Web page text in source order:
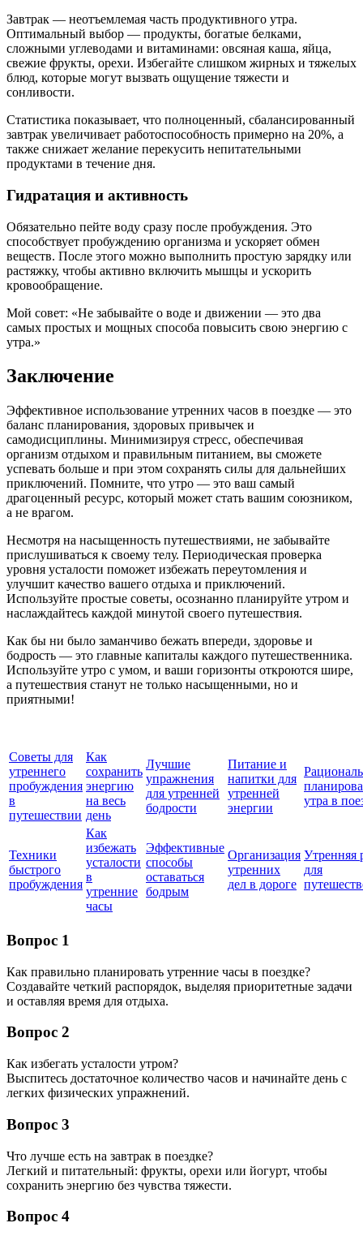
Завтрак — неотъемлемая часть продуктивного утра.
Оптимальный выбор — продукты, богатые белками,
сложными углеводами и витаминами: овсяная каша, яйца,
свежие фрукты, орехи. Избегайте слишком жирных и тяжелых
блюд, которые могут вызвать ощущение тяжести и
сонливости.
Статистика показывает, что полноценный, сбалансированный
завтрак увеличивает работоспособность примерно на 20%, а
также снижает желание перекусить непитательными
продуктами в течение дня.
Гидратация и активность
Обязательно пейте воду сразу после пробуждения. Это
способствует пробуждению организма и ускоряет обмен
веществ. После этого можно выполнить простую зарядку или
растяжку, чтобы активно включить мышцы и ускорить
кровообращение.
Мой совет: «Не забывайте о воде и движении — это два
самых простых и мощных способа повысить свою энергию с
утра.»
Заключение
Эффективное использование утренних часов в поездке — это
баланс планирования, здоровых привычек и
самодисциплины. Минимизируя стресс, обеспечивая
организм отдыхом и правильным питанием, вы сможете
успевать больше и при этом сохранять силы для дальнейших
приключений. Помните, что утро — это ваш самый
драгоценный ресурс, который может стать вашим союзником,
а не врагом.
Несмотря на насыщенность путешествиями, не забывайте
прислушиваться к своему телу. Периодическая проверка
уровня усталости поможет избежать переутомления и
улучшит качество вашего отдыха и приключений.
Используйте простые советы, осознанно планируйте утром и
наслаждайтесь каждой минутой своего путешествия.
Как бы ни было заманчиво бежать впереди, здоровье и
бодрость — это главные капиталы каждого путешественника.
Используйте утро с умом, и ваши горизонты откроются шире,
а путешествия станут не только насыщенными, но и
приятными!
Советы для
утреннего
пробуждения
в
путешествии
Как
сохранить
энергию
на весь
день
Лучшие
упражнения
для утренней
бодрости
Питание и
напитки для
утренней
энергии
утра в
Техники
быстрого
пробуждения
Как
избежать
усталости
в
утренние
часы
Эффективные
способы
оставаться
бодрым
Организация
утренних
дел в дороге
Утренняя
для
Вопрос 1
Как правильно планировать утренние часы в поездке?
Создавайте четкий распорядок, выделяя приоритетные задачи
и оставляя время для отдыха.
Вопрос 2
Как избегать усталости утром?
Выспитесь достаточное количество часов и начинайте день с
легких физических упражнений.
Вопрос 3
Что лучше есть на завтрак в поездке?
Легкий и питательный: фрукты, орехи или йогурт, чтобы
сохранить энергию без чувства тяжести.
Вопрос 4